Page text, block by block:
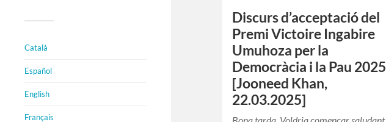
Català
Español
English
Français
Discurs d’acceptació del
Premi Victoire Ingabire
Umuhoza per la
Democràcia i la Pau 2025
[Jooneed Khan,
22.03.2025]